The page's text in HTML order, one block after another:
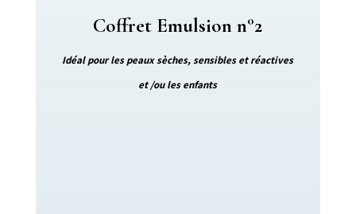
Coffret Emulsion n°2
Idéal pour les peaux sèches, sensibles et réactives
et /ou les enfants